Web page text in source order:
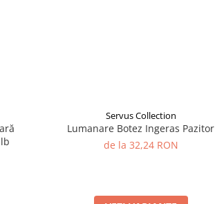
Servus Collection
Lumanare Botez Ingeras Pazitor
de la 32,24 RON